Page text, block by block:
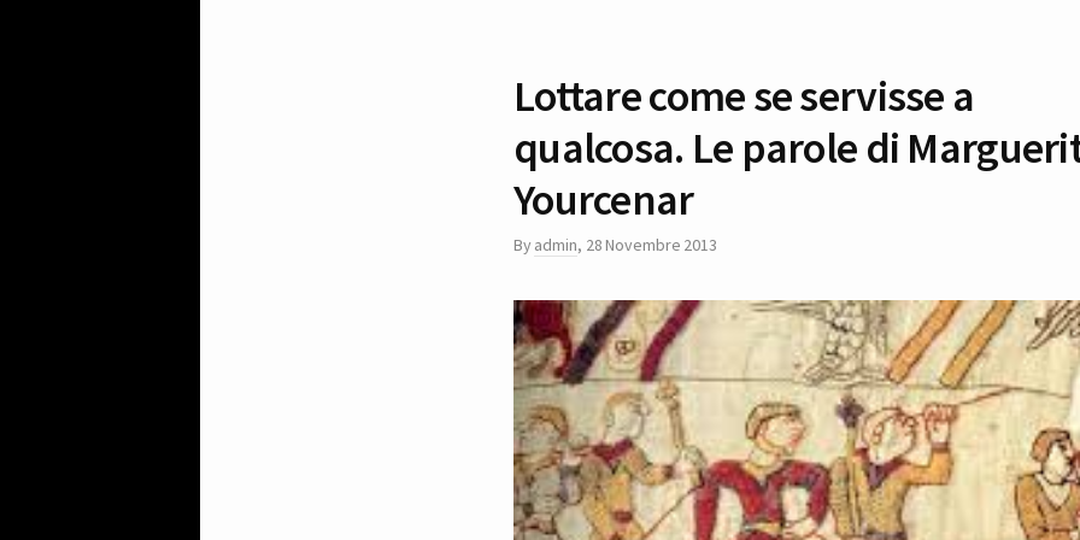
Lottare come se servisse a
qualcosa. Le parole di
Yourcenar
Byadmin, 28 Novembre 2013